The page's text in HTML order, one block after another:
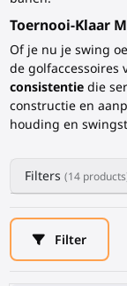
Toernooi-Klaar
Of je nu je swing
de golfaccessoires
consistentiedie
constructie en
houding en
Filters (14
Filter